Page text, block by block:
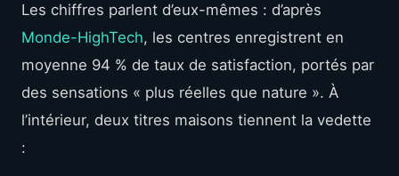
Les chiffres parlent d’eux-mêmes : d’après
Monde-HighTech, les centres enregistrent en
moyenne 94 % de taux de satisfaction, portés par
des sensations « plus réelles que nature ». À
l’intérieur, deux titres maisons tiennent la vedette
: